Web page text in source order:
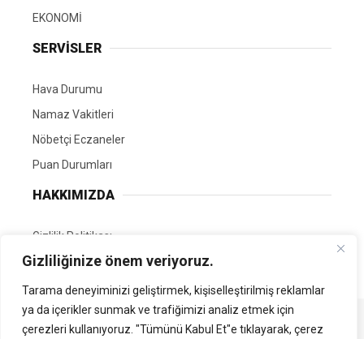
Gizliliğinize önem veriyoruz.
Tarama deneyiminizi geliştirmek, kişiselleştirilmiş reklamlar
ya da içerikler sunmak ve trafiğimizi analiz etmek için
çerezleri kullanıyoruz. "Tümünü Kabul Et"e tıklayarak, çerez
EKONOMİ
SERVİSLER
Hava Durumu
Namaz Vakitleri
Nöbetçi Eczaneler
Puan Durumları
HAKKIMIZDA
Gizlilik Politikası
GÖNÜLLÜ EDİTÖRÜMÜZ OL
Tüm Hakları Saklıdır. | Kamubilgi.com | 2026